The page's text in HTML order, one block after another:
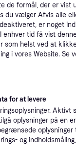
Laveste pris·
de formål, der er vist
du vælger Afvis alle
er noget
enhver tid få vist
helst ved at
i vores Website.
for at levere
Aktivt
oplysninger på en
og